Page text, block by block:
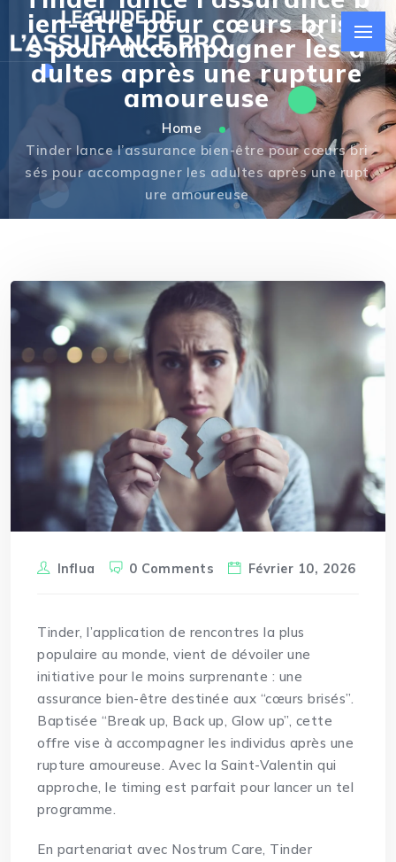
ien-être pour cœurs brisé
s pour accompagner les a
dultes après une rupture
amoureuse
Home
Tinder lance l’assurance bien-être pour cœurs bri
sés pour accompagner les adultes après une rupt
ure amoureuse
Influa 0 Comments Février 10, 2026
Tinder, l’application de rencontres la plus
populaire au monde, vient de dévoiler une
initiative pour le moins surprenante : une
assurance bien-être destinée aux “cœurs brisés”.
Baptisée “Break up, Back up, Glow up”, cette
offre vise à accompagner les individus après une
rupture amoureuse. Avec la Saint-Valentin qui
approche, le timing est parfait pour lancer un tel
programme.
En partenariat avec Nostrum Care, Tinder